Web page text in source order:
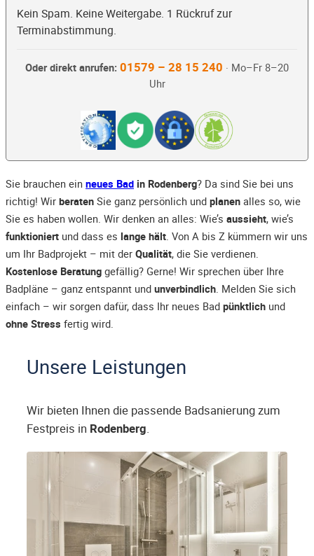
Kein Spam. Keine Weitergabe. 1 Rückruf zur
Terminabstimmung.
Oder direkt anrufen: 01579 – 28 15 240 · Mo–Fr 8–20
Uhr
Sie brauchen ein neues Bad in Rodenberg? Da sind Sie bei uns
richtig! Wir beraten Sie ganz persönlich und planen alles so, wie
Sie es haben wollen. Wir denken an alles: Wie’s aussieht, wie’s
funktioniert und dass es lange hält. Von A bis Z kümmern wir uns
um Ihr Badprojekt – mit der Qualität, die Sie verdienen.
Kostenlose Beratung gefällig? Gerne! Wir sprechen über Ihre
Badpläne – ganz entspannt und unverbindlich. Melden Sie sich
einfach – wir sorgen dafür, dass Ihr neues Bad pünktlich und
ohne Stress fertig wird.
Unsere Leistungen
Wir bieten Ihnen die passende Badsanierung zum
Festpreis in Rodenberg.